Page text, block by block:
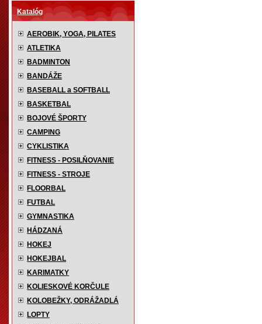
Katalóg
AEROBIK, YOGA, PILATES
ATLETIKA
BADMINTON
BANDÁŽE
BASEBALL a SOFTBALL
BASKETBAL
BOJOVÉ ŠPORTY
CAMPING
CYKLISTIKA
FITNESS - POSILŇOVANIE
FITNESS - STROJE
FLOORBAL
FUTBAL
GYMNASTIKA
HÁDZANÁ
HOKEJ
HOKEJBAL
KARIMATKY
KOLIESKOVÉ KORČULE
KOLOBEŽKY, ODRÁŽADLÁ
LOPTY